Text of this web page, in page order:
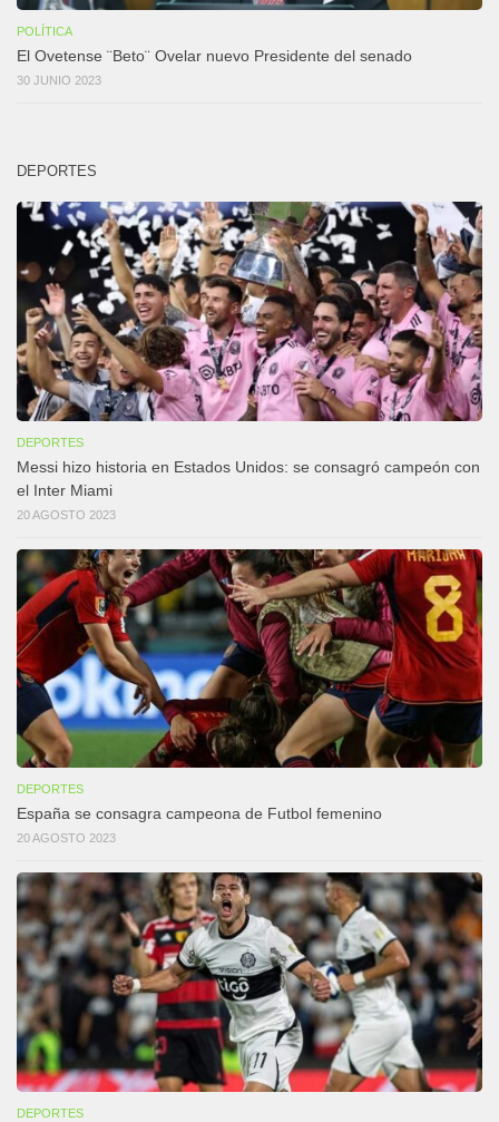
POLÍTICA
El Ovetense ¨Beto¨ Ovelar nuevo Presidente del senado
30 JUNIO 2023
DEPORTES
DEPORTES
Messi hizo historia en Estados Unidos: se consagró campeón con
el Inter Miami
20 AGOSTO 2023
DEPORTES
España se consagra campeona de Futbol femenino
20 AGOSTO 2023
DEPORTES